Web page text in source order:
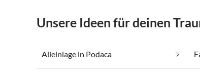
Unsere Ideen für deinen
Alleinlage in Podaca